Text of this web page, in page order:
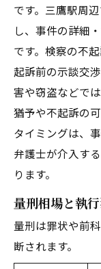
です。三鷹駅周
し、事件の詳細
です。検察の不
起訴前の示談交
害や窃盗などで
猶予や不起訴の
タイミングは、
弁護士が介入す
ります。
量刑相場と執
量刑は罪状や前
断されます。